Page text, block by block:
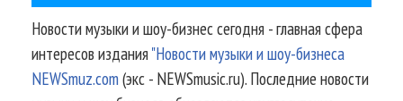
Новости музыки и шоу-бизнес сегодня - главная сфера
интересов издания"Новости музыки и шоу-бизнеса
NEWSmuz.com(экс - NEWSmusic.ru). Последние новости